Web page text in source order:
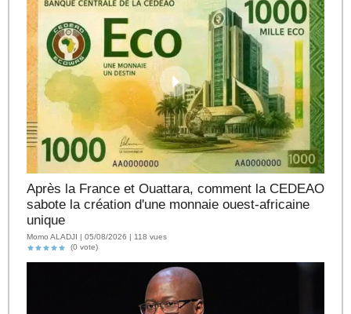
Après la France et Ouattara, comment la CEDEAO
sabote la création d'une monnaie ouest-africaine
unique
Momo ALADJI | 05/08/2026 | 118 vues
(0 vote)